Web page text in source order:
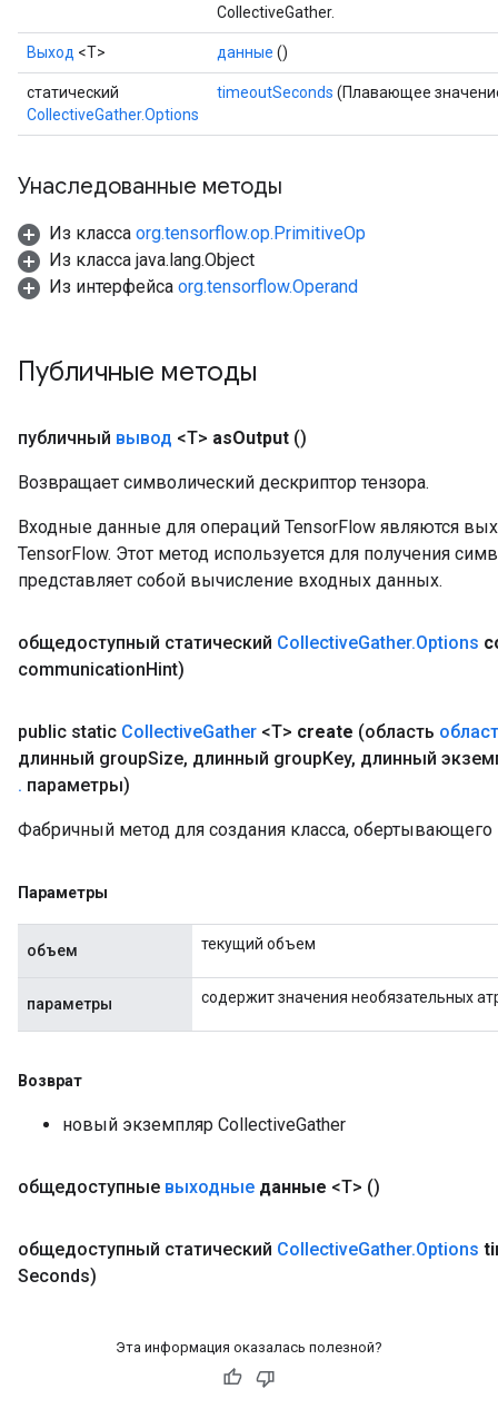
CollectiveGather.
Выход <Т> данные ()
статический
CollectiveGather.Options
timeoutSeconds (Плавающее
Унаследованные методы
Из класса org.tensorflow.op.PrimitiveOp
Из класса java.lang.Object
Из интерфейса org.tensorflow.Operand
Публичные методы
публичный вывод <T> asOutput ()
Возвращает символический дескриптор тензора.
Входные данные для операций TensorFlow являются
TensorFlow. Этот метод используется для получения
представляет собой вычисление входных данных.
общедоступный статический CollectiveGather.Options
communicationHint)
public static CollectiveGather <T> create (область
длинный groupSize, длинный groupKey, длинный
. параметры)
Фабричный метод для создания класса,
Параметры
объем текущий объем
параметры содержит значения необязательных
Возврат
новый экземпляр CollectiveGather
общедоступные выходные данные <T> ()
общедоступный статический CollectiveGather.Options
Seconds)
Эта информация оказалась полезной?